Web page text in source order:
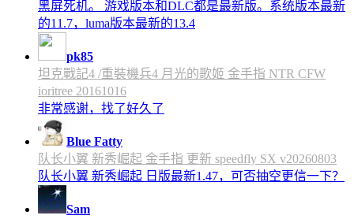
黑屏死机。 游戏版本和DLC都是最新版。系统版本最新
的11.7，luma版本最新的13.4
pk85
坦克戰記4 /重裝機兵4 月光的歌姬 金手指 NTR CFW
ioritree 20161016
非常感谢，找了好久了
Blue Fatty
队长小翼 新秀崛起 金手指 更新 speedfly SX v20260803
队长小翼 新秀崛起 日版最新1.47，可否抽空更信一下？
Sam